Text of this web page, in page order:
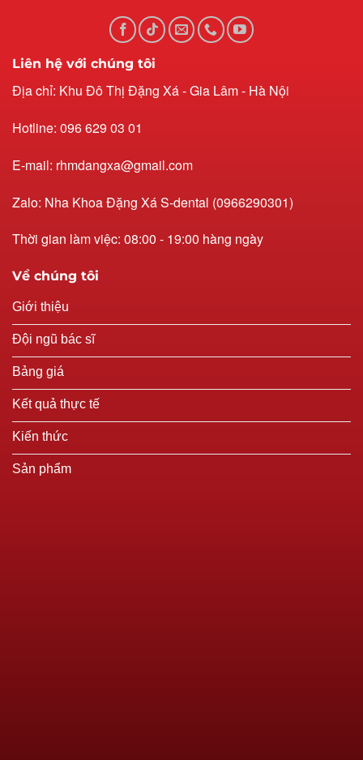
Liên hệ với chúng tôi
Địa chỉ: Khu Đô Thị Đặng Xá - Gia Lâm - Hà Nội
Hotline: 096 629 03 01
E-mail: rhmdangxa@gmail.com
Zalo: Nha Khoa Đặng Xá S-dental (0966290301)
Thời gian làm việc: 08:00 - 19:00 hàng ngày
Về chúng tôi
Giới thiệu
Đội ngũ bác sĩ
Bảng giá
Kết quả thực tế
Kiến thức
Sản phẩm